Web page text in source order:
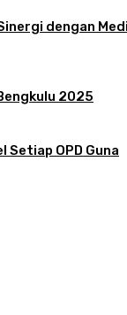
dengan
2025
Setiap OPD Guna